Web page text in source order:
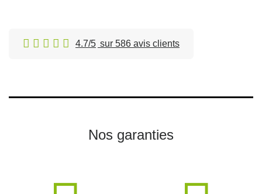
4.7/5 sur 586 avis clients
Nos garanties